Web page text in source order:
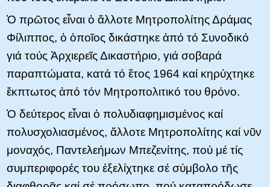
Ὁ πρῶτος εἶναι ὁ ἄλλοτε Μητροπολίτης Δράμας
Φίλιππος, ὁ ὁποῖος δικάστηκε ἀπό τό Συνοδικό
γιά τούς Ἀρχιερεῖς Δικαστήριο, γιά σοβαρά
παραπτώματα, κατά τό ἔτος 1964 καί κηρύχτηκε
ἔκπτωτος ἀπό τόν Μητροπολιτικό του θρόνο.
Ὁ δεύτερος εἶναι ὁ πολυδιαφημισμένος καί
πολυσχολιασμένος, ἄλλοτε Μητροπολίτης καί νῦν
μοναχός, Παντελεήμων Μπεζενίτης, πού μέ τίς
συμπεριφορές του ἐξελίχτηκε σέ σύμβολο τῆς